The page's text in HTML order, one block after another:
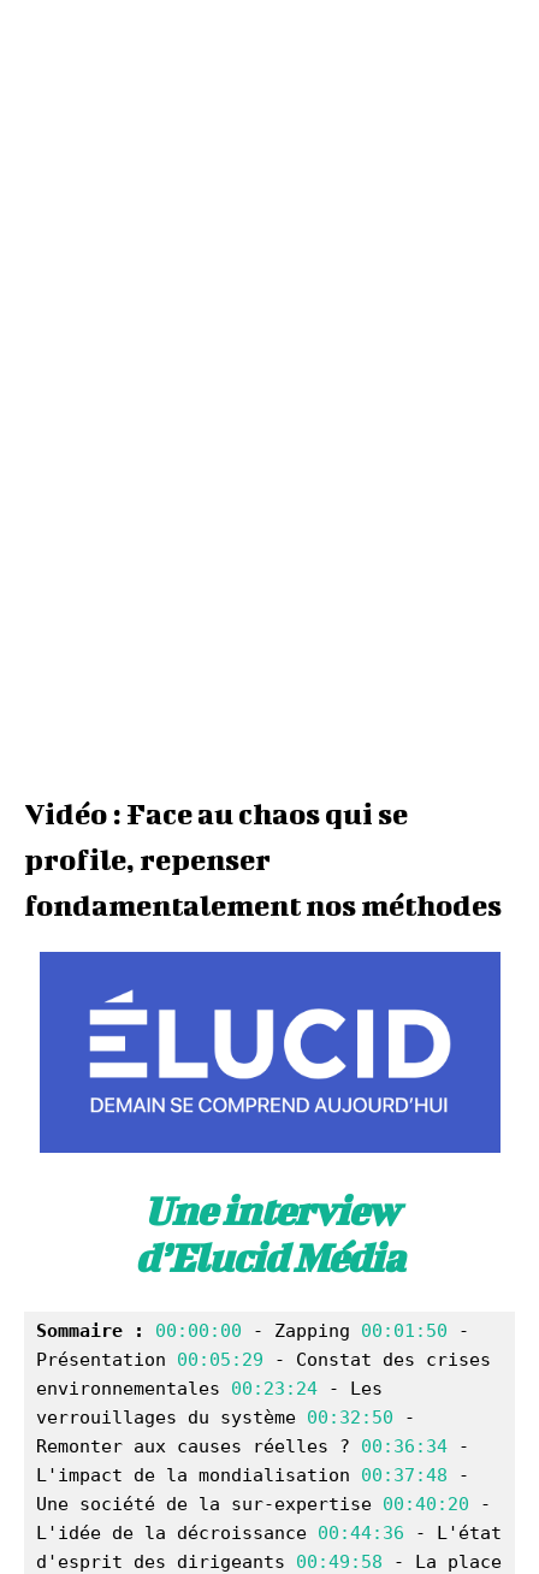
Vidéo : Face au chaos qui se
profile, repenser
fondamentalement nos méthodes
Une interview
d’Elucid Média
Sommaire : 00:00:00 - Zapping 00:01:50 -
Présentation 00:05:29 - Constat des crises
environnementales 00:23:24 - Les
verrouillages du système 00:32:50 -
Remonter aux causes réelles ? 00:36:34 -
L'impact de la mondialisation 00:37:48 -
Une société de la sur-expertise 00:40:20 -
L'idée de la décroissance 00:44:36 - L'état
d'esprit des dirigeants 00:49:58 - La place